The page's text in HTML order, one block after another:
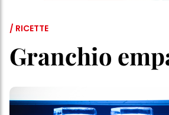
/ RICETTE
Granchio